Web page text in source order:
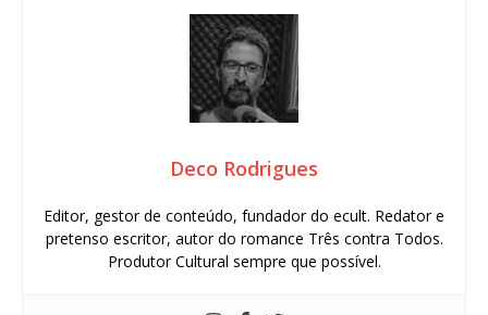
Deco Rodrigues
Editor, gestor de conteúdo, fundador do ecult. Redator e
pretenso escritor, autor do romance Três contra Todos.
Produtor Cultural sempre que possível.